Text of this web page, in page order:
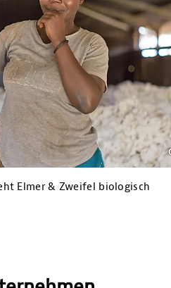
Elmer & Zweifel biologisch